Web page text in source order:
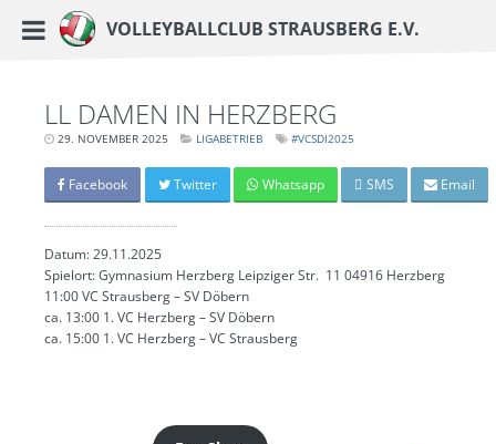
https://www.vc-strausberg.de/wp-content/themes/siehste/images/
Zum
Volleyballclub Strausberg e.V.
Haupt-Menü
LL DAMEN IN HERZBERG
29. NOVEMBER 2025 LETZTE
4.
NOVEMBER
2025
-
UHR
LIGABETRIEB #VCSDI2025
Facebook Twitter Whatsapp SMS Email
Datum: 29.11.2025
Spielort: Gymnasium Herzberg Leipziger Str. 11 04916 Herzberg
11:00 VC Strausberg – SV Döbern
ca. 13:00 1. VC Herzberg – SV Döbern
ca. 15:00 1. VC Herzberg – VC Strausberg